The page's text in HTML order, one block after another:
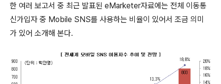
한 여러 보고서 중 최근 발표된 eMarketer자료에는 전체 이동통
신가입자 중 Mobile SNS를 사용하는 비율이 있어서 조금 의미
가 있어 소개해 본다.